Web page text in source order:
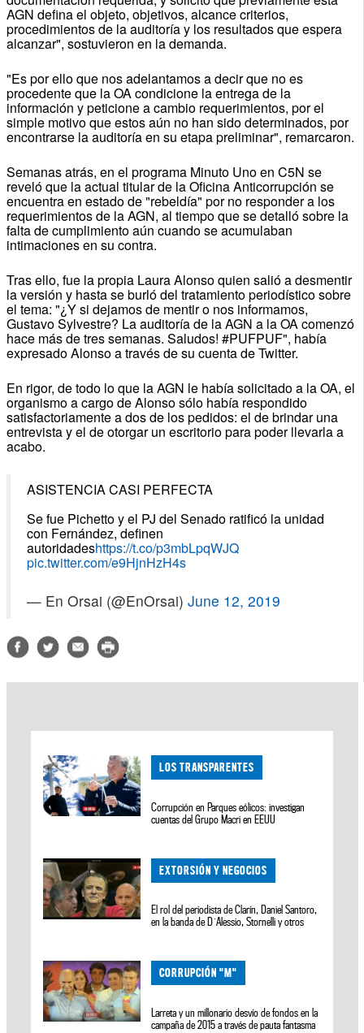
AGN defina el objeto, objetivos, alcance criterios,
procedimientos de la auditoría y los resultados que espera
alcanzar", sostuvieron en la demanda.
"Es por ello que nos adelantamos a decir que no es
procedente que la OA condicione la entrega de la
información y peticione a cambio requerimientos, por el
simple motivo que estos aún no han sido determinados, por
encontrarse la auditoría en su etapa preliminar", remarcaron.
Semanas atrás, en el programa Minuto Uno en C5N se
reveló que la actual titular de la Oficina Anticorrupción se
encuentra en estado de "rebeldía" por no responder a los
requerimientos de la AGN, al tiempo que se detalló sobre la
falta de cumplimiento aún cuando se acumulaban
intimaciones en su contra.
Tras ello, fue la propia Laura Alonso quien salió a desmentir
la versión y hasta se burló del tratamiento periodístico sobre
el tema: "¿Y si dejamos de mentir o nos informamos,
Gustavo Sylvestre? La auditoría de la AGN a la OA comenzó
hace más de tres semanas. Saludos! #PUFPUF", había
expresado Alonso a través de su cuenta de Twitter.
En rigor, de todo lo que la AGN le había solicitado a la OA, el
organismo a cargo de Alonso sólo había respondido
satisfactoriamente a dos de los pedidos: el de brindar una
entrevista y el de otorgar un escritorio para poder llevarla a
acabo.
ASISTENCIA CASI PERFECTA
Se fue Pichetto y el PJ del Senado ratificó la unidad
con Fernández, definen
autoridadeshttps://t.co/p3mbLpqWJQ
pic.twitter.com/e9HjnHzH4s
— En Orsai (@EnOrsai) June 12, 2019
LOS TRANSPARENTES
Corrupción en Parques eólicos: investigan
cuentas del Grupo Macri en EEUU
EXTORSIÓN Y NEGOCIOS
El rol del periodista de Clarín, Daniel Santoro,
en la banda de D´Alessio, Stornelli y otros
CORRUPCIÓN "M"
Larreta y un millonario desvío de fondos en la
campaña de 2015 a través de pauta fantasma